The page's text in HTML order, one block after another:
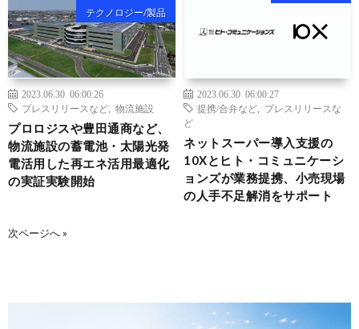
テクノロジー/製品
2023.06.30 06:00:26
プレスリリースなど
物流施設
プロロジスや豊田通商など、
物流施設の蓄電池・太陽光発
電活用した再エネ活用最適化
の実証実験開始
2023.06.30 06:00:27
提携/合弁など
プレスリリースな
ど
ネットスーパー導入支援の
10Xとヒト・コミュニケーシ
ョンズが業務提携、小売現場
の人手不足解消をサポート
次ページへ »